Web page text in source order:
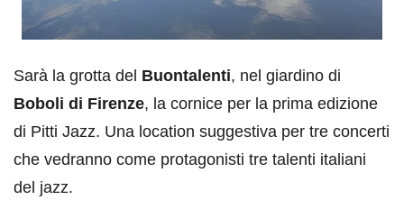
Sarà la grotta del Buontalenti, nel giardino di
Boboli di Firenze, la cornice per la prima edizione
di Pitti Jazz. Una location suggestiva per tre concerti
che vedranno come protagonisti tre talenti italiani
del jazz.